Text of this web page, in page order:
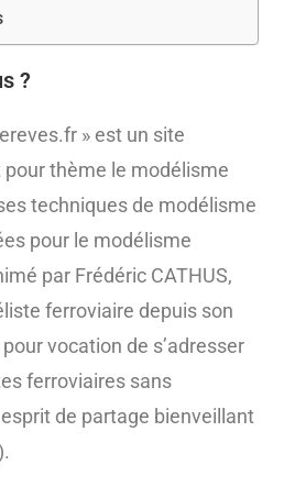
?
» est un site
thème le modélisme
techniques de modélisme
pour le modélisme
par Frédéric CATHUS,
ferroviaire depuis son
vocation de s’adresser
ferroviaires sans
de partage bienveillant